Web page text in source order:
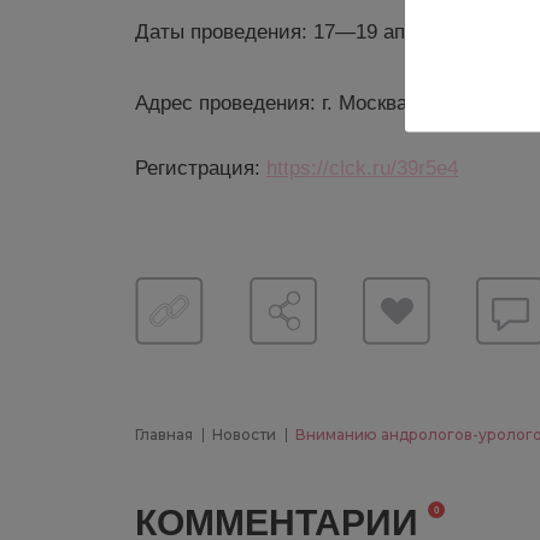
Даты проведения: 17—19 апреля
Адрес проведения: г. Москва, ул.
Регистрация: https://clck.ru/39r5e4
Главная Новости Вниманию андрологов-
КОММЕНТАРИИ 0